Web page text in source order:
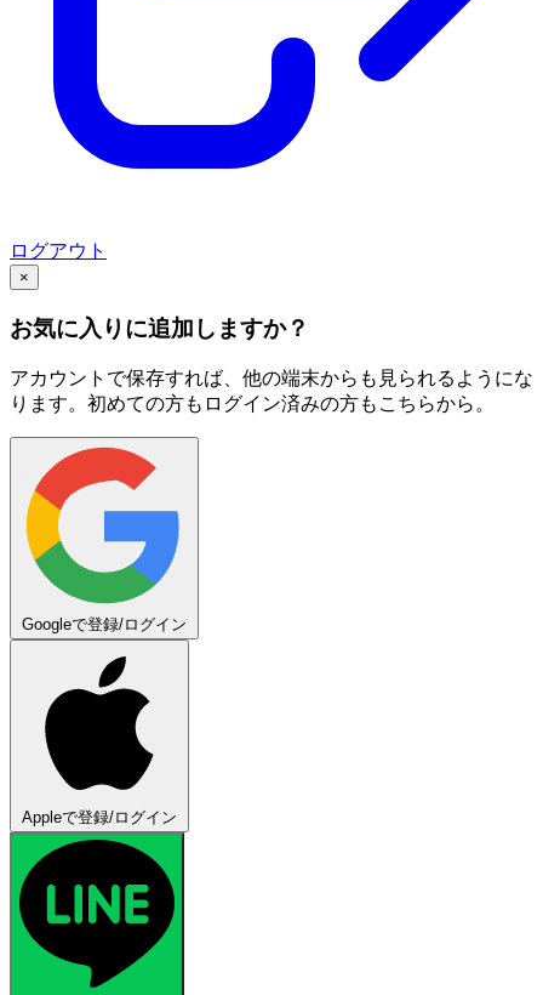
ログアウト
×
お気に入りに追加しますか？
アカウントで保存すれば、他の端末からも見られるようにな
ります。初めての方もログイン済みの方もこちらから。
Googleで登録/ログイン
Appleで登録/ログイン